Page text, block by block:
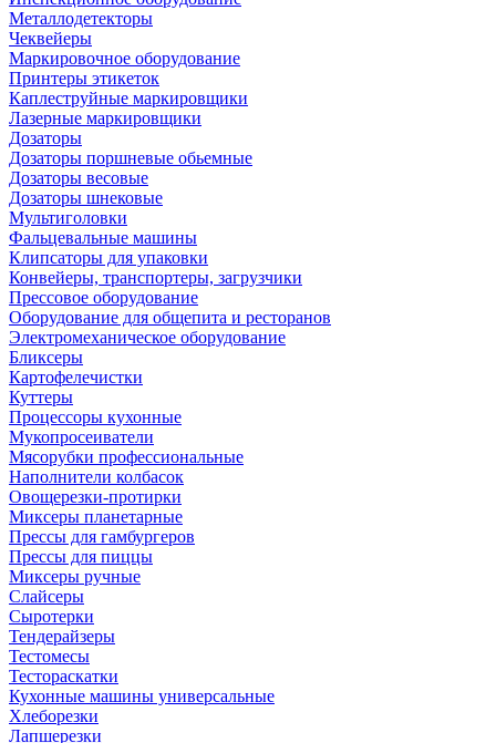
Металлодетекторы
Чеквейеры
Маркировочное оборудование
Принтеры этикеток
Каплеструйные маркировщики
Лазерные маркировщики
Дозаторы
Дозаторы поршневые обьемные
Дозаторы весовые
Дозаторы шнековые
Мультиголовки
Фальцевальные машины
Клипсаторы для упаковки
Конвейеры, транспортеры, загрузчики
Прессовое оборудование
Оборудование для общепита и ресторанов
Электромеханическое оборудование
Бликсеры
Картофелечистки
Куттеры
Процессоры кухонные
Мукопросеиватели
Мясорубки профессиональные
Наполнители колбасок
Овощерезки-протирки
Миксеры планетарные
Прессы для гамбургеров
Прессы для пиццы
Миксеры ручные
Слайсеры
Сыротерки
Тендерайзеры
Тестомесы
Тестораскатки
Кухонные машины универсальные
Хлеборезки
Лапшерезки